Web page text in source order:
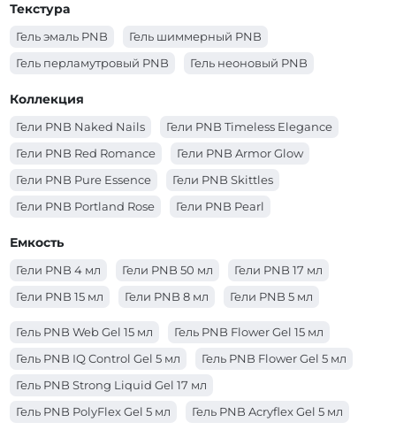
Гели PNB (бежевый цвет)
Текстура
Гель эмаль PNB
Гель шиммерный PNB
Гель перламутровый PNB
Гель неоновый PNB
Коллекция
Гели PNB Naked Nails
Гели PNB Timeless Elegance
Гели PNB Red Romance
Гели PNB Armor Glow
Гели PNB Pure Essence
Гели PNB Skittles
Гели PNB Portland Rose
Гели PNB Pearl
Емкость
Гели PNB 4 мл Гели PNB 50 мл
Гели PNB 17 мл
Гели PNB 15 мл
Гели PNB 8 мл Гели PNB 5 мл
Гель PNB Web Gel 15 мл
Гель PNB Flower Gel 15 мл
Гель PNB IQ Control Gel 5 мл
Гель PNB Flower Gel 5 мл
Гель PNB Strong Liquid Gel 17 мл
Гель PNB PolyFlex Gel 5 мл
Гель PNB Acryflex Gel 5 мл